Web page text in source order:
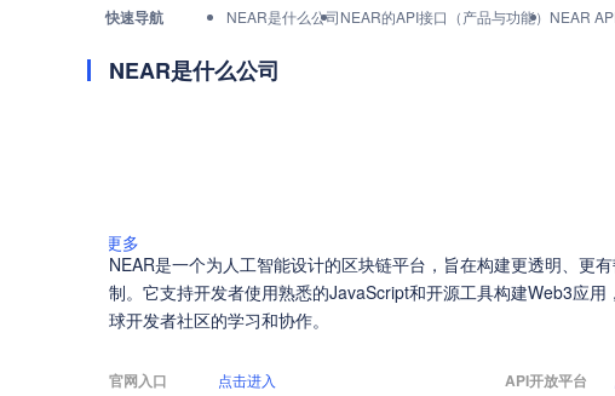
快速导航 NEAR是什么公司NEAR的API接口（产品与功能） NEAR
NEAR是什么公司
更多
NEAR是一个为人工智能设计的区块链平台，旨在构建更透明、更
制。它支持开发者使用熟悉的JavaScript和开源工具构建Web3应
球开发者社区的学习和协作。
官网入口 点击进入 API开放平台